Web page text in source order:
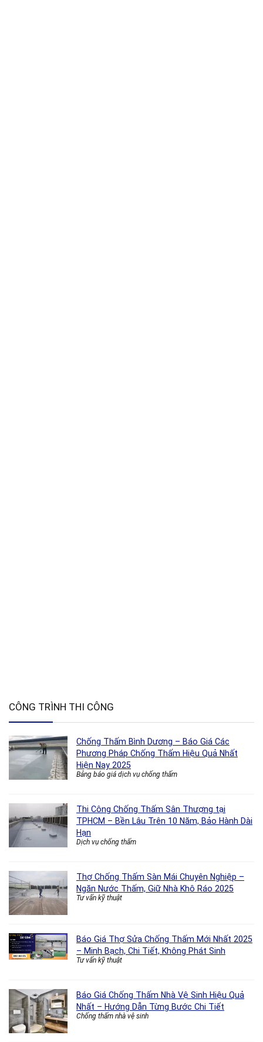
CÔNG TRÌNH THI CÔNG
Chống Thấm Bình Dương – Báo Giá Các
Phương Pháp Chống Thấm Hiệu Quả Nhất
Hiện Nay 2025
Bảng báo giá dịch vụ chống thấm
Thi Công Chống Thấm Sân Thượng tại
TPHCM – Bền Lâu Trên 10 Năm, Bảo Hành Dài
Hạn
Dịch vụ chống thấm
Thợ Chống Thấm Sàn Mái Chuyên Nghiệp –
Ngăn Nước Thấm, Giữ Nhà Khô Ráo 2025
Tư vấn kỹ thuật
Báo Giá Thợ Sửa Chống Thấm Mới Nhất 2025
– Minh Bạch, Chi Tiết, Không Phát Sinh
Tư vấn kỹ thuật
Báo Giá Chống Thấm Nhà Vệ Sinh Hiệu Quả
Nhất – Hướng Dẫn Từng Bước Chi Tiết
Chống thấm nhà vệ sinh